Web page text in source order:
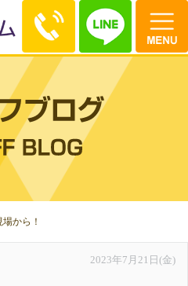
から！
2023年7月21日(金)